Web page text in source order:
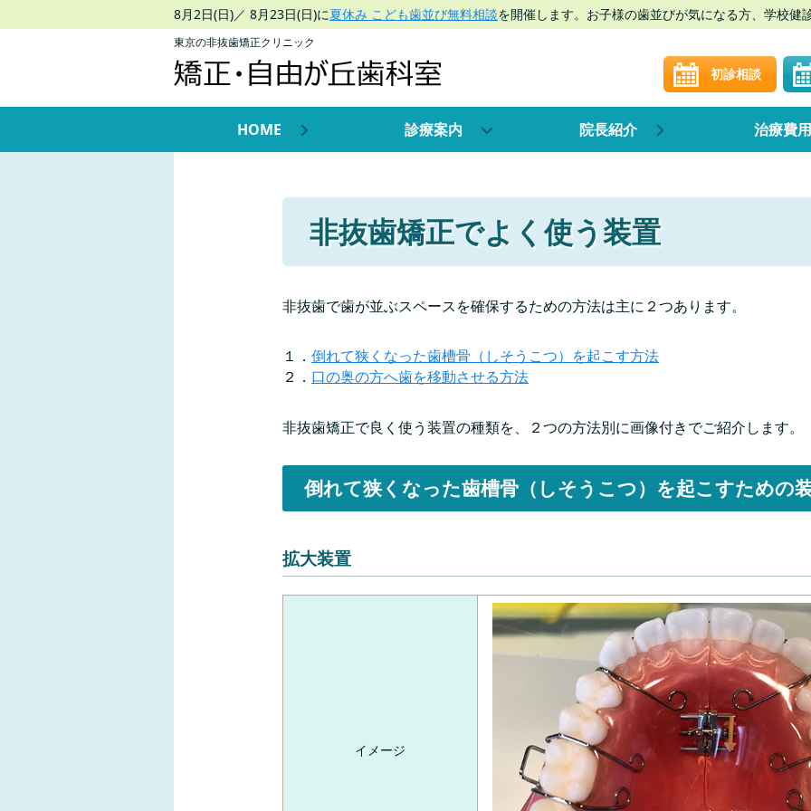
8月2日(日)／ 8月23日(日)に夏休み こども歯並び無料相談を開催します。お子様の歯並びが気になる方、学校健
東京の非抜歯矯正クリニック
初診相談
HOME 診療案内 院長紹介 治療費用
非抜歯矯正でよく使う装置
非抜歯で歯が並ぶスペースを確保するための方法は主に２つあります。
１． 倒れて狭くなった歯槽骨（しそうこつ）を起こす方法
２． 口の奥の方へ歯を移動させる方法
非抜歯矯正で良く使う装置の種類を、２つの方法別に画像付きでご紹介します。
倒れて狭くなった歯槽骨（しそうこつ）を起こすための
拡大装置
イメージ